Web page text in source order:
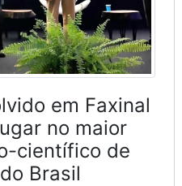
em Faxinal
no maior
científico de
Brasil